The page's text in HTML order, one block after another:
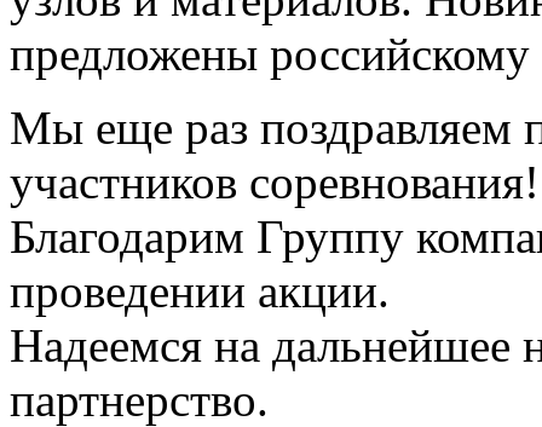
предложены российскому
Мы еще раз поздравляем
участников соревнования!
Благодарим Группу
проведении акции.
Надеемся на дальнейшее
партнерство.